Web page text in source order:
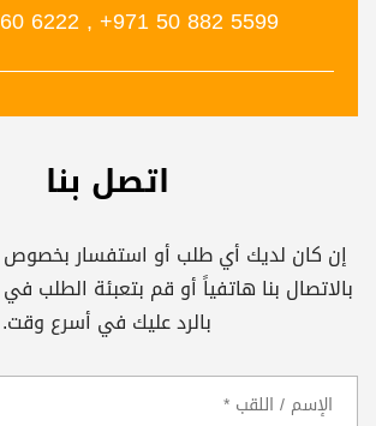
+971 50 882 5599
,
6222
اتصل بنا
إن كان لديك أي طلب أو استفسار بخصوص
بالاتصال بنا هاتفياً أو قم بتعبئة الطلب
بالرد عليك في أسرع وقت.